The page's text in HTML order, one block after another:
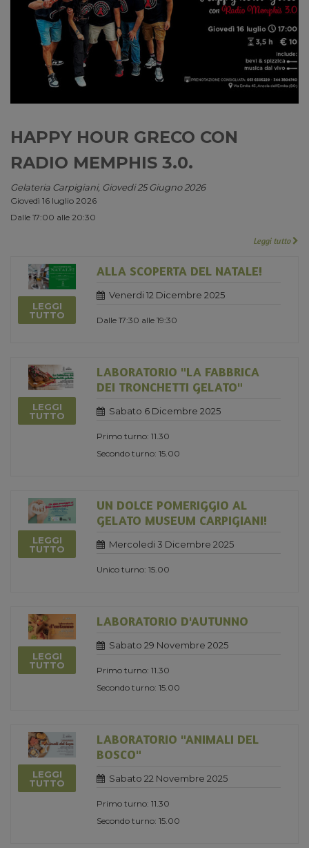
HAPPY HOUR GRECO CON
RADIO MEMPHIS 3.0.
Gelateria Carpigiani, Giovedi 25 Giugno 2026
Giovedì 16 luglio 2026
Dalle 17:00 alle 20:30
Leggi tutto
LEGGI
TUTTO
ALLA SCOPERTA DEL NATALE!
Venerdi 12 Dicembre 2025
Dalle 17:30 alle 19:30
LEGGI
TUTTO
LABORATORIO "LA FABBRICA
DEI TRONCHETTI GELATO"
Sabato 6 Dicembre 2025
Primo turno: 11.30
Secondo turno: 15.00
LEGGI
TUTTO
UN DOLCE POMERIGGIO AL
GELATO MUSEUM CARPIGIANI!
Mercoledi 3 Dicembre 2025
Unico turno: 15.00
LEGGI
TUTTO
LABORATORIO D'AUTUNNO
Sabato 29 Novembre 2025
Primo turno: 11.30
Secondo turno: 15.00
LEGGI
TUTTO
LABORATORIO "ANIMALI DEL
BOSCO"
Sabato 22 Novembre 2025
Primo turno: 11.30
Secondo turno: 15.00